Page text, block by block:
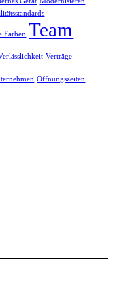
Farben Team
Verträge
Öffnungszeiten